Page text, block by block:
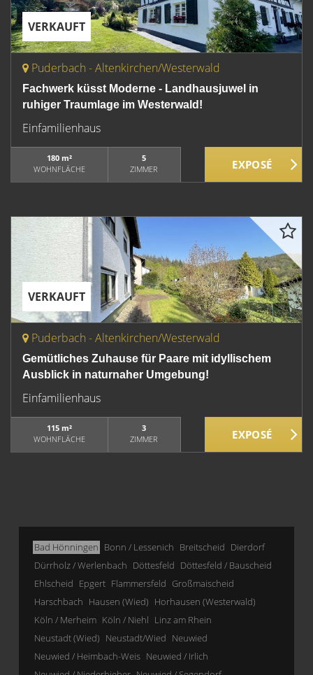
VERKAUFT
Puderbach - Altenkirchen/Westerwald
Fachwerk küsst Moderne - Landhausjuwel in
ruhiger Traumlage im Westerwald!
Einfamilienhaus
180 m²
WOHNFLÄCHE
5
ZIMMER
VERKAUFT
Puderbach - Altenkirchen/Westerwald
Gemütliches Zuhause für Paare mit idyllischem
Ausblick in naturnaher Umgebung!
Einfamilienhaus
115 m²
WOHNFLÄCHE
3
ZIMMER
Bad Hönningen Bonn / Lessenich Breitscheid Dierdorf
Dürrholz / Werlenbach Döttesfeld Döttesfeld / Bauscheid
Ehlscheid Epgert Flammersfeld Großmaischeid
Harschbach Hausen (Wied) Horhausen (Westerwald)
Köln / Merheim Köln / Niehl Linz am Rhein
Neustadt (Wied) Neustadt/Wied Neuwied
Neuwied / Heimbach-Weis Neuwied / Irlich